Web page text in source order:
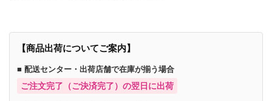
【商品出荷についてご案内】
■ 配送センター・出荷店舗で在庫が揃う場合
ご注文完了（ご決済完了）の翌日に出荷